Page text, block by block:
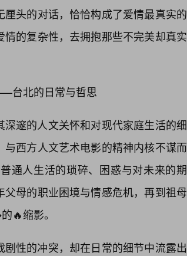
头的对话，恰恰构成了爱情最真实的
的复杂性，去拥抱那些不完美却真实
台北的日常与哲思
邃的人文关怀和对现代家庭生活的细
西方人文艺术电影的精神内核不谋而
通人生活的琐碎、困惑与对未来的期
母的职业困境与情感危机，再到祖母
🔥缩影。
性的冲突，却在日常的细节中流露出